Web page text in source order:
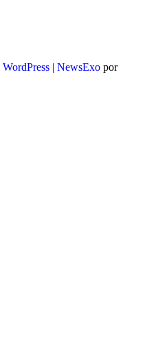
WordPress | NewsExo por